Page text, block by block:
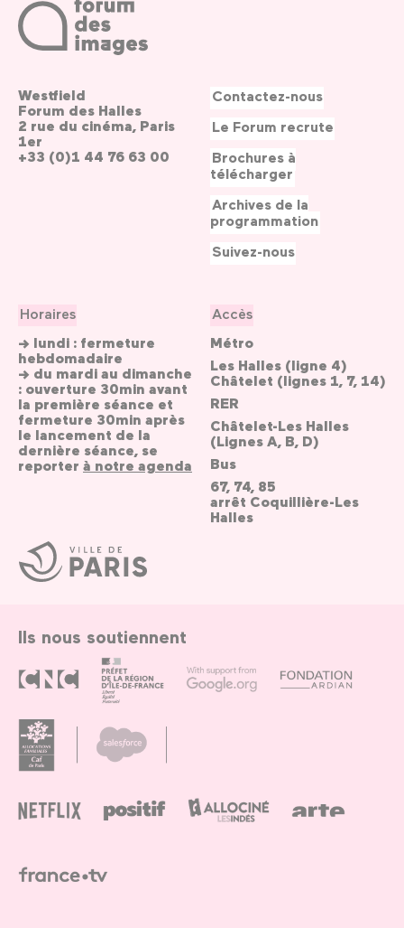
Ville
de
Paris
Westfield
Forum des Halles
2 rue du cinéma, Paris
1er
+33 (0)1 44 76 63 00
Horaires
→ lundi : fermeture
hebdomadaire
→ du mardi au dimanche
: ouverture 30min avant
la première séance et
fermeture 30min après
le lancement de la
dernière séance, se
reporter à notre agenda
Accès
Métro
Les Halles (ligne 4)
Châtelet (lignes 1, 7, 14)
RER
Châtelet-Les Halles
(Lignes A, B, D)
Bus
67, 74, 85
arrêt Coquillière-Les
Halles
Contactez-nous
Le Forum recrute
Brochures à
télécharger
Archives de la
programmation
Suivez-nous
Ils nous soutiennent